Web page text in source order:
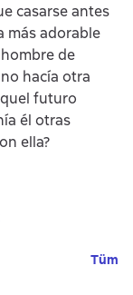
casarse antes
más adorable
de
hacía otra
futuro
él otras
ella?
Tüm